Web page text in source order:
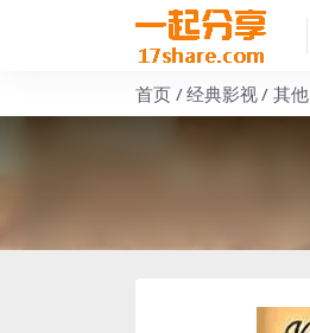
首页 经典影视 其他